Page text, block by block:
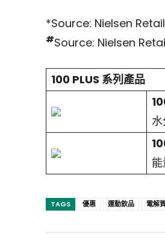
*Source: Nielsen
#Source: Nielsen
100 PLUS 系列產品
TAGS 優惠 運動飲品 電解